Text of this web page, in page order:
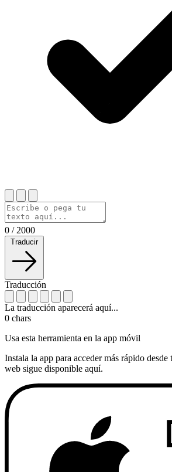
0 / 2000
Traducir
Traducción
La traducción aparecerá aquí...
0 chars
Usa esta herramienta en la app móvil
Instala la app para acceder más rápido
web sigue disponible aquí.